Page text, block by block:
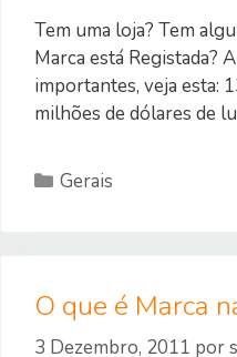
Tem uma loja? Tem
Marca está Registada?
importantes, veja esta:
milhões de dólares de
Categorias
Gerais
O que é Marca
3 Dezembro, 2011 por